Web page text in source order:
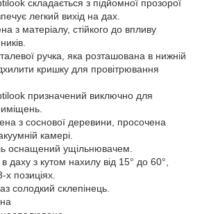
складається з підйомної прозорої
легкий вихід на дах.
з матеріалу, стійкого до впливу
ручка, яка розташована в нижній
кришку для провітрювання
призначений виключно для
з соснової деревини, просочена
камері.
оснащений ущільнювачем.
даху з кутом нахилу від 15° до 60°,
х позиціях.
солодкий склепінець.